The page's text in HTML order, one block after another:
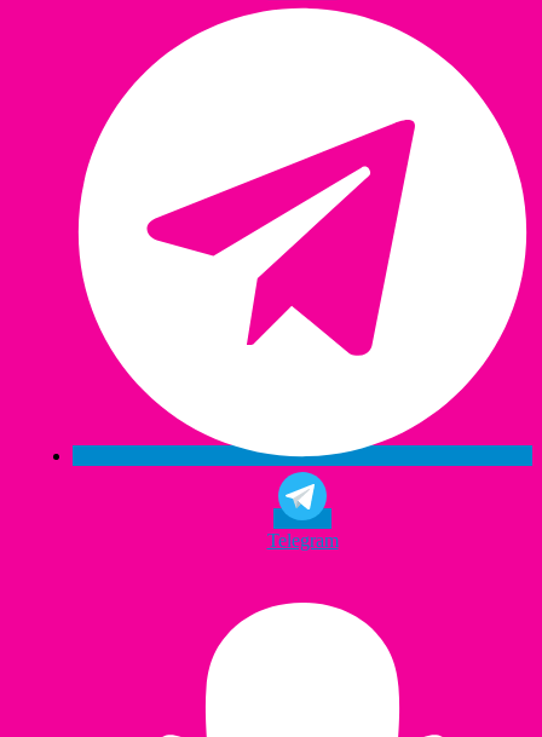
Telegram